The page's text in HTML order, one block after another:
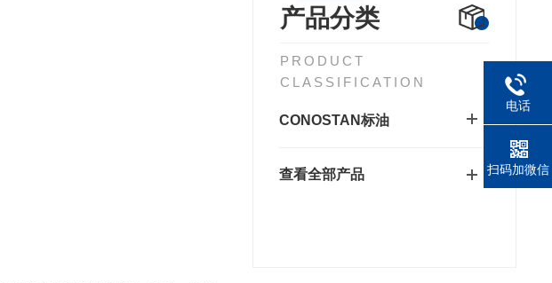
产品分类
PRODUCT
CLASSIFICATION
CONOSTAN标油
查看全部产品
电话
扫码加微信